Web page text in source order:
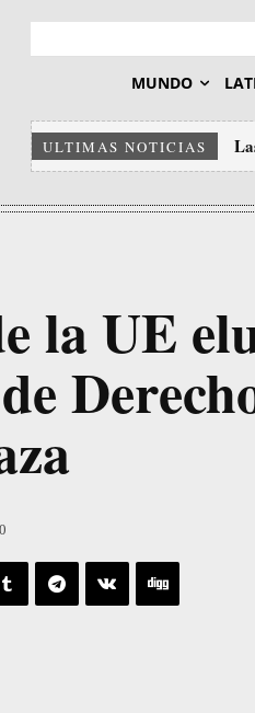
MUNDO
ULTIMAS NOTICIAS
la UE
0